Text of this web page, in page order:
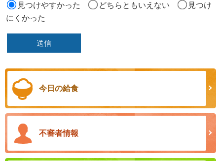
見つけやすかった
どちらともいえない
見つけ
にくかった
今日の給食
不審者情報